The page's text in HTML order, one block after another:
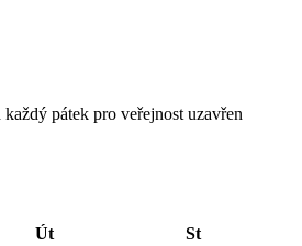
pátek pro veřejnost uzavřen
Út
St